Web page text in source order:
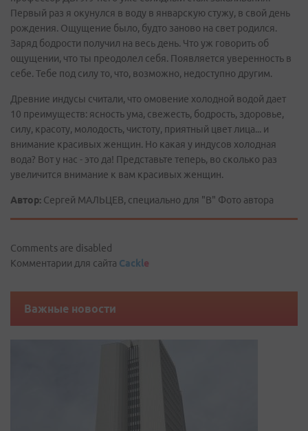
Первый раз я окунулся в воду в январскую стужу, в свой день
рождения. Ощущение было, будто заново на свет родился.
Заряд бодрости получил на весь день. Что уж говорить об
ощущении, что ты преодолел себя. Появляется уверенность в
себе. Тебе под силу то, что, возможно, недоступно другим.
Древние индусы считали, что омовение холодной водой дает
10 преимуществ: ясность ума, свежесть, бодрость, здоровье,
силу, красоту, молодость, чистоту, приятный цвет лица... и
внимание красивых женщин. Но какая у индусов холодная
вода? Вот у нас - это да! Представьте теперь, во сколько раз
увеличится внимание к вам красивых женщин.
Автор: Сергей МАЛЬЦЕВ, специально для "В" Фото автора
Comments are disabled
Комментарии для сайта Cackle
Важные новости